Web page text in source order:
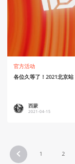
官方活动
各位久等了！2021北京
西蒙
2021-04-15
1 2